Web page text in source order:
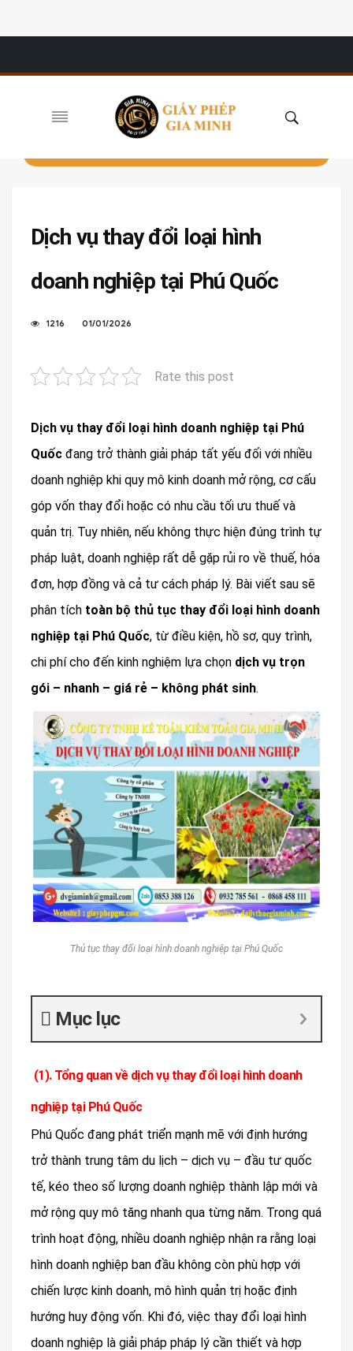
Dịch vụ thay đổi loại hình
doanh nghiệp tại Phú Quốc
1216 01/01/2026
Rate this post
Dịch vụ thay đổi loại hình doanh nghiệp tại Phú
Quốc đang trở thành giải pháp tất yếu đối với nhiều
doanh nghiệp khi quy mô kinh doanh mở rộng, cơ cấu
góp vốn thay đổi hoặc có nhu cầu tối ưu thuế và
quản trị. Tuy nhiên, nếu không thực hiện đúng trình tự
pháp luật, doanh nghiệp rất dễ gặp rủi ro về thuế, hóa
đơn, hợp đồng và cả tư cách pháp lý. Bài viết sau sẽ
phân tích toàn bộ thủ tục thay đổi loại hình doanh
nghiệp tại Phú Quốc, từ điều kiện, hồ sơ, quy trình,
chi phí cho đến kinh nghiệm lựa chọn dịch vụ trọn
gói – nhanh – giá rẻ – không phát sinh.
Thủ tục thay đổi loại hình doanh nghiệp tại Phú Quốc
Mục lục
(1). Tổng quan về dịch vụ thay đổi loại hình doanh
nghiệp tại Phú Quốc
Phú Quốc đang phát triển mạnh mẽ với định hướng
trở thành trung tâm du lịch – dịch vụ – đầu tư quốc
tế, kéo theo số lượng doanh nghiệp thành lập mới và
mở rộng quy mô tăng nhanh qua từng năm. Trong quá
trình hoạt động, nhiều doanh nghiệp nhận ra rằng loại
hình doanh nghiệp ban đầu không còn phù hợp với
chiến lược kinh doanh, mô hình quản trị hoặc định
hướng huy động vốn. Khi đó, việc thay đổi loại hình
doanh nghiệp là giải pháp pháp lý cần thiết và hợp